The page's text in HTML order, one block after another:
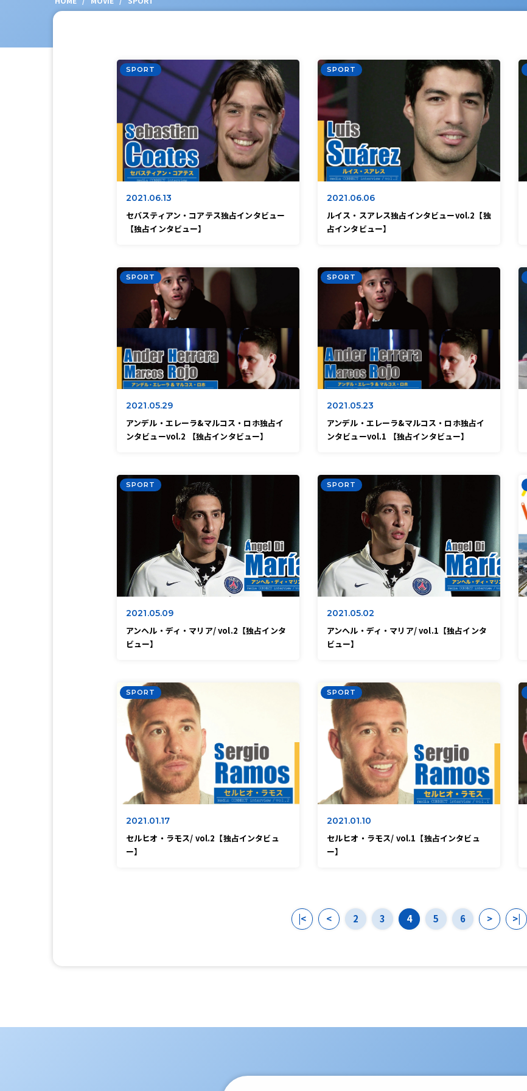
SPORT
2021.06.13
セバスティアン・コアテス独占インタビュー
【独占インタビュー】
SPORT
2021.06.06
ルイス・スアレス独占インタビューvol.2【独
占インタビュー】
SPORT
2021.05.29
アンデル・エレーラ&マルコス・ロホ独占イ
ンタビューvol.2 【独占インタビュー】
SPORT
2021.05.23
アンデル・エレーラ&マルコス・ロホ独占イ
ンタビューvol.1 【独占インタビュー】
SPORT
2021.05.09
アンヘル・ディ・マリア/ vol.2【独占インタ
ビュー】
SPORT
2021.05.02
アンヘル・ディ・マリア/ vol.1【独占インタ
ビュー】
SPORT
2021.01.17
セルヒオ・ラモス/ vol.2【独占インタビュ
ー】
SPORT
2021.01.10
セルヒオ・ラモス/ vol.1【独占インタビュ
ー】
|< < 2 3 4 5 6 > >|